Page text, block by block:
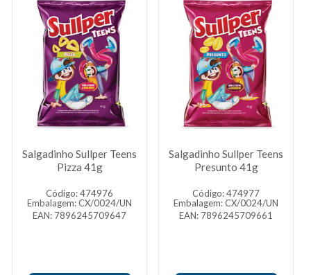
Salgadinho Sullper Teens
Pizza 41g
Código: 474976
Embalagem: CX/0024/UN
EAN: 7896245709647
Salgadinho Sullper Teens
Presunto 41g
Código: 474977
Embalagem: CX/0024/UN
EAN: 7896245709661